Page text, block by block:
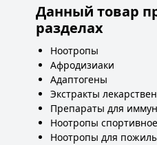
Данный товар
разделах
Ноотропы
Афродизиаки
Адаптогены
Экстракты
Препараты для
Ноотропы
Ноотропы для